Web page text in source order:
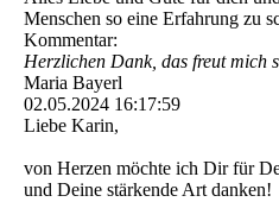
Menschen so eine Erfahrung zu
Kommentar:
Herzlichen Dank, das freut mich
Maria Bayerl
02.05.2024 16:17:59
Liebe Karin,
von Herzen möchte ich Dir für
und Deine stärkende Art danken!